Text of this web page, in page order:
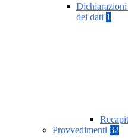
dei dati 1
Provvedimenti 32